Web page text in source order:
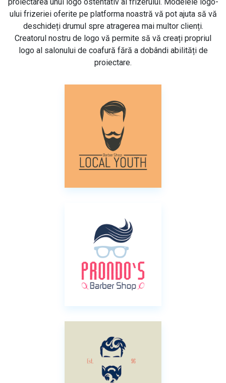
ului frizeriei oferite pe platforma noastră vă pot ajuta să vă
deschideți drumul spre atragerea mai multor clienți.
Creatorul nostru de logo vă permite să vă creați propriul
logo al salonului de coafură fără a dobândi abilități de
proiectare.